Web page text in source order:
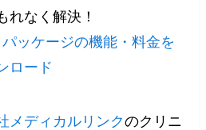
れなく解決！
ッケージの機能・料金を
ロード
メディカルリンクのクリニ